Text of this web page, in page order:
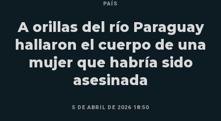
PAÍS
A orillas del río Paraguay
hallaron el cuerpo de una
mujer que habría sido
asesinada
5 DE ABRIL DE 2026 18:50